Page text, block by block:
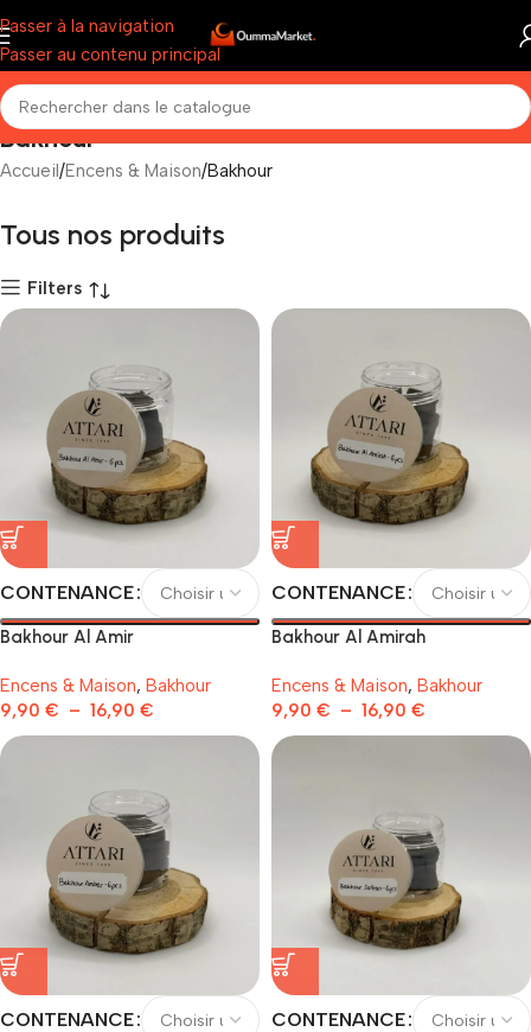
Passer à la navigation
Passer au contenu principal
Bakhour
Accueil Encens & Maison Bakhour
Tous nos produits
Filters
CONTENANCE
Bakhour Al Amir
Encens & Maison, Bakhour
9,90 € – 16,90 €
CONTENANCE
Bakhour Al Amirah
Encens & Maison, Bakhour
9,90 € – 16,90 €
CONTENANCE CONTENANCE